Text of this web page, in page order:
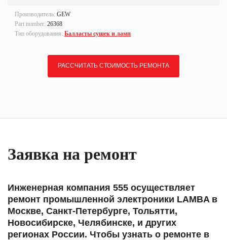
Производитель: GEW
Part number: 26368
Тип оборудования: Балласты сушек и ламп
РАССЧИТАТЬ СТОИМОСТЬ РЕМОНТА
Заявка на ремонт
Инженерная компания 555 осуществляет
ремонт промышленной электроники LAMBA в
Москве, Санкт-Петербурге, Тольятти,
Новосибирске, Челябинске, и других
регионах России. Чтобы узнать о ремонте в